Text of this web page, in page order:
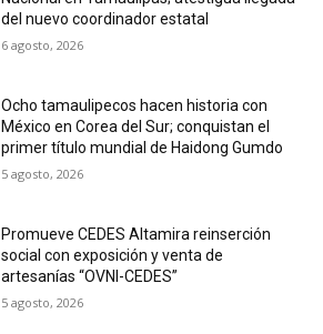
del nuevo coordinador estatal
6 agosto, 2026
Ocho tamaulipecos hacen historia con
México en Corea del Sur; conquistan el
primer título mundial de Haidong Gumdo
5 agosto, 2026
Promueve CEDES Altamira reinserción
social con exposición y venta de
artesanías “OVNI-CEDES”
5 agosto, 2026